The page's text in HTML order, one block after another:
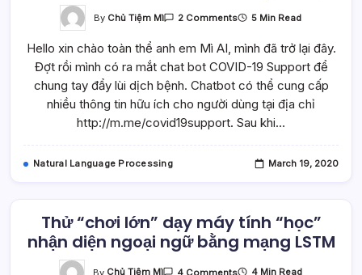
By Chủ Tiệm Mì 2 CommentsOn
#4]
Đặt
RASA
Theo
Cách
Mới
Siêu
5 Min Read
Hello xin chào toàn thể anh em Mì AI, mình đã trở lại đây.
Đợt rồi mình có ra mắt chat bot COVID-19 Support để
chung tay đẩy lùi dịch bệnh. Chatbot có thể cung cấp
nhiều thông tin hữu ích cho người dùng tại địa chỉ
http://m.me/covid19support. Sau khi…
Natural Language Processing March 19, 2020
Thử “chơi lớn” dạy máy tính “học”
nhận diện ngoại ngữ bằng mạng LSTM
By Chủ Tiệm Mì 4 CommentsOn 4 Min Read